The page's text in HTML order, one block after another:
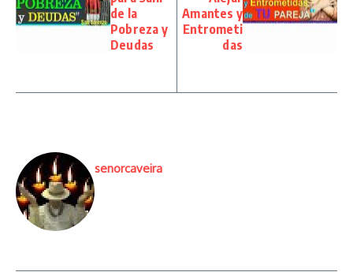
de la
Pobreza y
Deudas
Amantes y
Entrometi
das
senorcaveira